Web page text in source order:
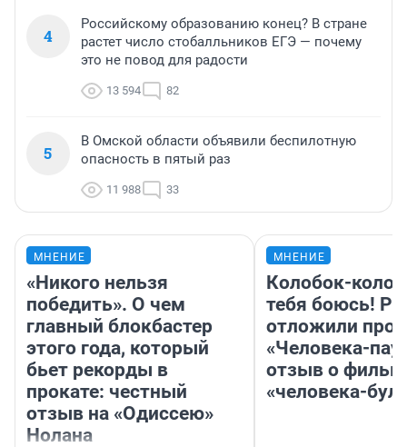
4
Российскому образованию конец? В стране
растет число стобалльников ЕГЭ — почему
это не повод для радости
13 594 82
5
В Омской области объявили беспилотную
опасность в пятый раз
11 988 33
МНЕНИЕ
«Никого нельзя
победить». О чем
главный блокбастер
этого года, который
бьет рекорды в
прокате: честный
отзыв на «Одиссею»
Нолана
МНЕНИЕ
Колобок-
тебя боюсь!
отложили
«Человека-
отзыв о
«человека-